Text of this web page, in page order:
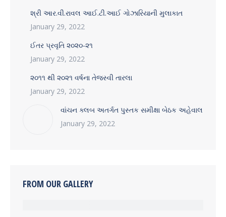
શ્રી આર.વી.રાવલ આઈ.ટી.આઈ ગોઝારિયાની મુલાકાત
January 29, 2022
ઈતર પ્રવૃતિ ૨૦૨૦-૨૧
January 29, 2022
૨૦૧૧ થી ૨૦૨૧ વર્ષના તેજસ્વી તારલા
January 29, 2022
વાંચન ક્લબ અતર્ગત પુસ્તક સમીક્ષા બેઠક અહેવાલ
January 29, 2022
FROM OUR GALLERY